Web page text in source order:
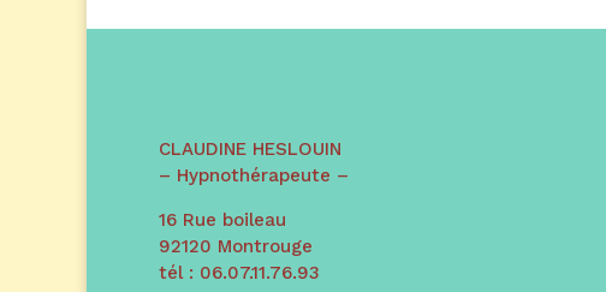
CLAUDINE HESLOUIN
– Hypnothérapeute –
16 Rue boileau
92120 Montrouge
tél : 06.07.11.76.93